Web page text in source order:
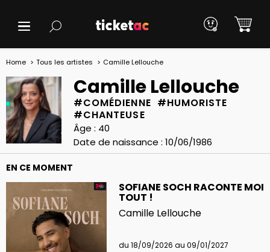
Home Tous les artistes Camille Lellouche
Camille Lellouche
#COMÉDIENNE #HUMORISTE
#CHANTEUSE
Âge : 40
Date de naissance : 10/06/1986
EN CE MOMENT
SOFIANE SOCH RACONTE MOI
TOUT !
Camille Lellouche
du 18/09/2026 au 09/01/2027